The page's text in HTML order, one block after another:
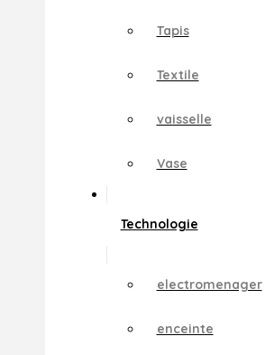
Tapis
Textile
vaisselle
Vase
Technologie
electromenager
enceinte